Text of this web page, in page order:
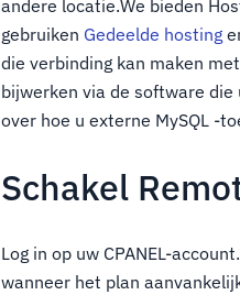
andere locatie.We bieden
gebruiken Gedeelde hosting
die verbinding kan maken
bijwerken via de software
over hoe u externe MySQL -
Schakel
Log in op uw CPANEL-
wanneer het plan